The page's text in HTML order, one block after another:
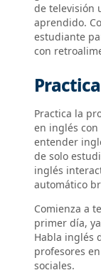
de televisión
aprendido.
estudiante
con
Practica la
en inglés
entender
de solo
inglés
automático
Comienza a
primer día,
Habla inglés
profesores
sociales.